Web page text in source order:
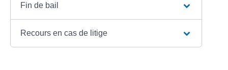
Fin de bail
Recours en cas de litige